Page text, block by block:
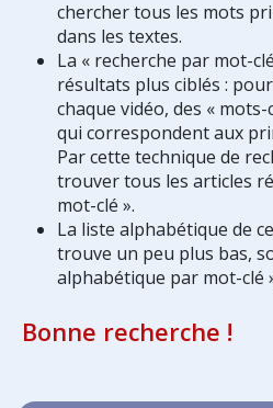
chercher tous les mots
dans les textes.
La « recherche par mot-
résultats plus ciblés :
chaque vidéo, des «
qui correspondent aux
Par cette technique de
trouver tous les articles
mot-clé ».
La liste alphabétique de
trouve un peu plus bas,
alphabétique par mot-clé
Bonne recherche !